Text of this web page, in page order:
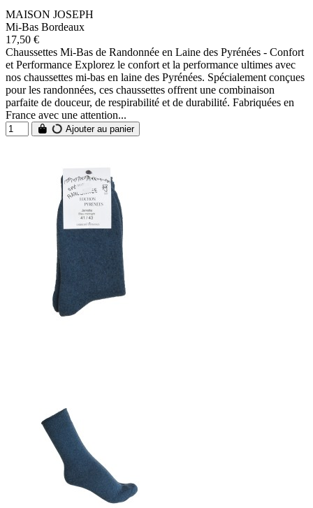
MAISON JOSEPH
Mi-Bas Bordeaux
17,50 €
Chaussettes Mi-Bas de Randonnée en Laine des Pyrénées - Confort
et Performance Explorez le confort et la performance ultimes avec
nos chaussettes mi-bas en laine des Pyrénées. Spécialement conçues
pour les randonnées, ces chaussettes offrent une combinaison
parfaite de douceur, de respirabilité et de durabilité. Fabriquées en
France avec une attention...
Ajouter au panier